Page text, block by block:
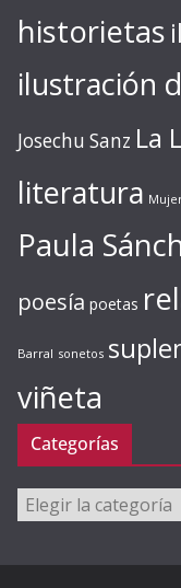
historietas
ilustración
Josechu Sanz La
literatura
Paula
poesía poetas
Barral sonetos
viñeta
Categorías
Categorías